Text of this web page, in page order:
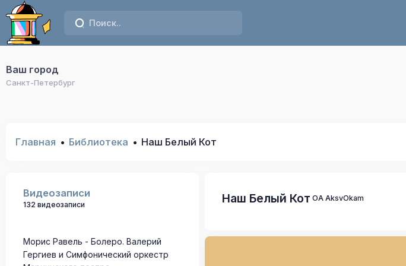
Ваш город
Санкт-Петербург
Главная Библиотека Наш Белый Кот
Видеозаписи
132 видеозаписи
Морис Равель - Болеро. Валерий
Гергиев и Симфонический оркестр
Наш Белый Кот OA AksvOkam